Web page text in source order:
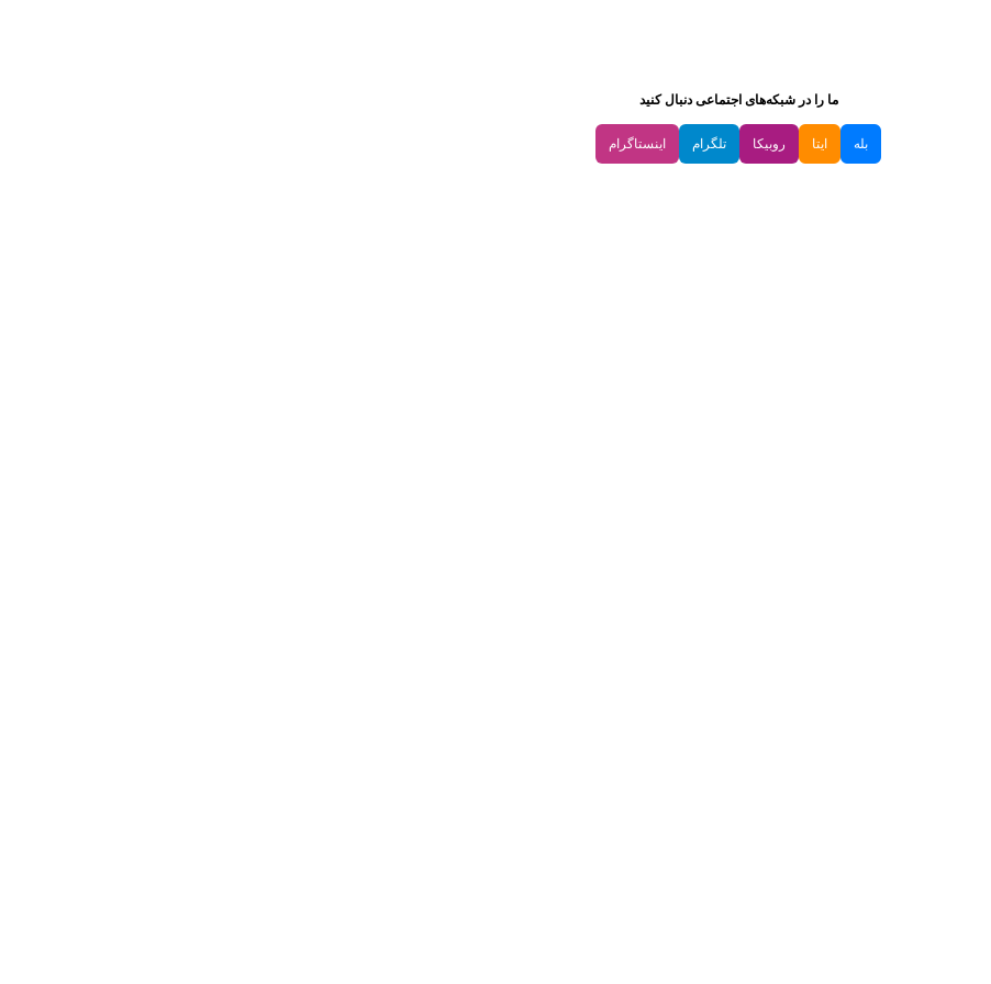
ما را در شبکه‌های اجتماعی دنبال کنید
بله ایتا روبیکا تلگرام اینستاگرام